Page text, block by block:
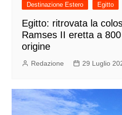
Destinazione Estero Egitto
Egitto: ritrovata la
Ramses II eretta a
origine
Redazione 29 Luglio